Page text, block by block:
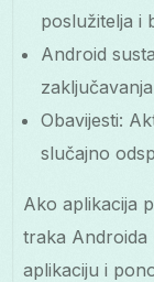
poslužitelja i
Android
Obavijesti:
slučajno
Ako aplikacija
traka
aplikaciju i